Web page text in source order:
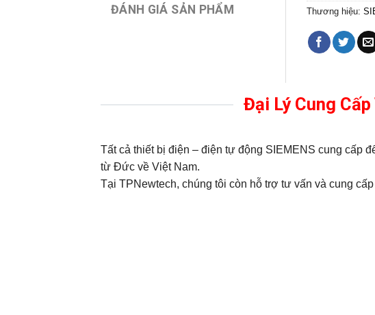
ĐÁNH GIÁ SẢN PHẨM Thương hiệu:
Đại Lý Cung
Tất cả thiết bị điện – điện tự động SIEMENS cung cấp
từ Đức về Việt Nam.
Tại TPNewtech, chúng tôi còn hỗ trợ tư vấn và cung